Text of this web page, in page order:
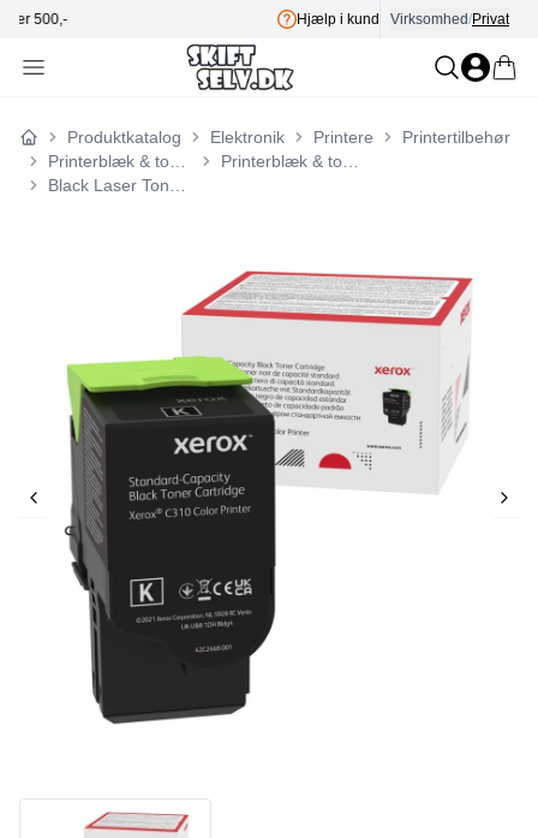
Hjælp i kundecenter E-mærket
Virksomhed/Privat
Forside
Produktkatalog Elektronik Printere
Printertilbehør